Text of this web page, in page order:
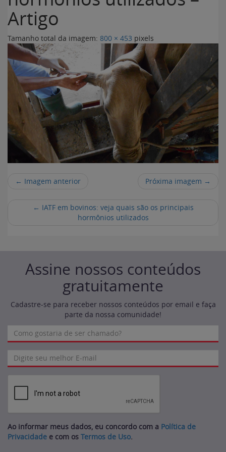
Artigo
Tamanho total da imagem: 800 × 453 pixels
← Imagem anterior Próxima imagem →
← IATF em bovinos: veja quais são os principais
hormônios utilizados
Assine nossos conteúdos
gratuitamente
Cadastre-se para receber nossos conteúdos por email e faça
parte da nossa comunidade!
Ao informar meus dados, eu concordo com a Política de
Privacidade e com os Termos de Uso.